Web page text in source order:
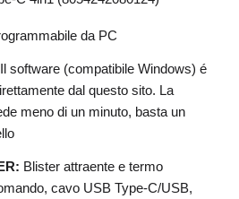
da PC
Il software (compatibile Windows) é
dal questo sito. La
meno di un minuto, basta un
Blister attraente e termo
cavo USB Type-C/USB,